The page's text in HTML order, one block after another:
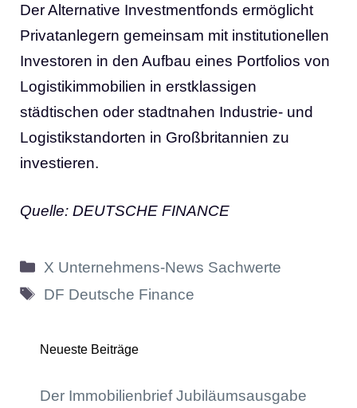
Der Alternative Investmentfonds ermöglicht
Privatanlegern gemeinsam mit institutionellen
Investoren in den Aufbau eines Portfolios von
Logistikimmobilien in erstklassigen
städtischen oder stadtnahen Industrie- und
Logistikstandorten in Großbritannien zu
investieren.
Quelle: DEUTSCHE FINANCE
Kategorien
X Unternehmens-News Sachwerte
Schlagwörter
DF Deutsche Finance
Neueste Beiträge
Der Immobilienbrief Jubiläumsausgabe